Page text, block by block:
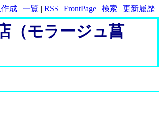
作成| 一覧 | RSS | FrontPage| 検索 | 更新履歴
（モラージュ菖